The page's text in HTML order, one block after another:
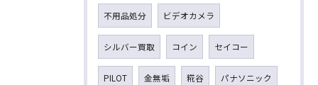
不用品処分 ビデオカメラ
シルバー買取 コイン セイコー
PILOT 金無垢 糀谷 パナソニック